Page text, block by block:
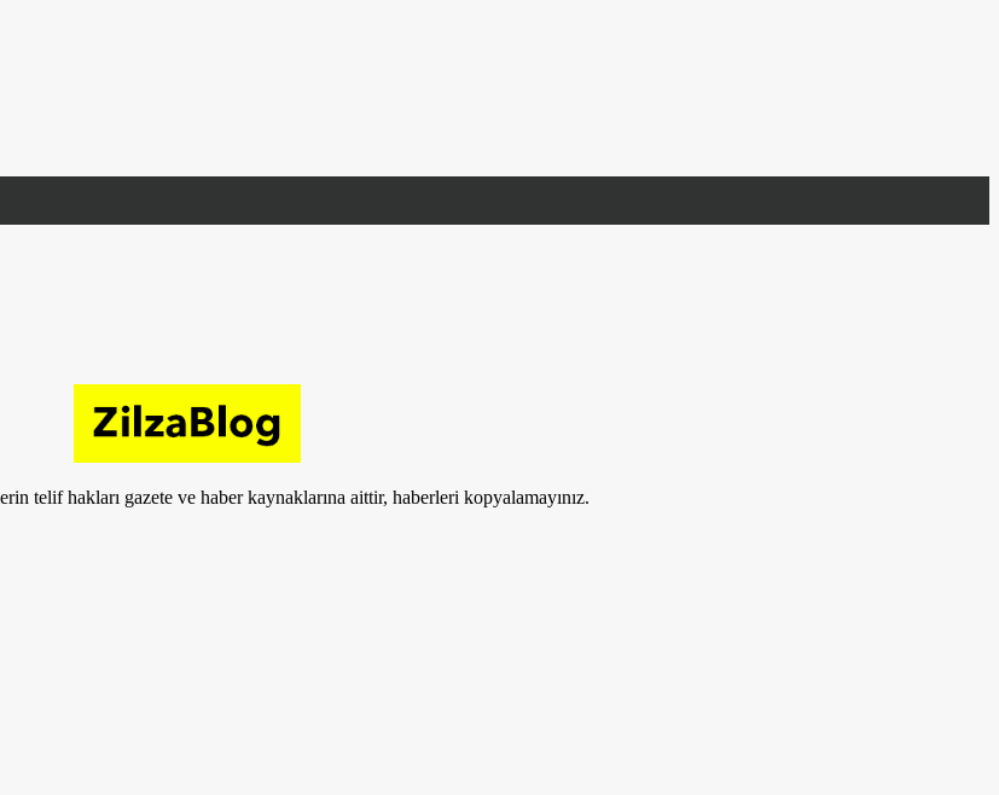
telif hakları gazete ve haber kaynaklarına aittir, haberleri kopyalamayınız.